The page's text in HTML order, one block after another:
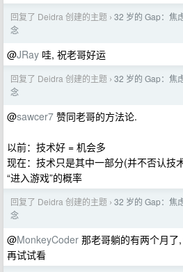
回复了 Deidra 创建的主题 › 32 岁的 Gap：焦
念
@JRay 哇, 祝老哥好运
回复了 Deidra 创建的主题 › 32 岁的 Gap：焦
念
@sawcer7 赞同老哥的方法论.
以前：技术好 = 机会多
现在：技术只是其中一部分(并不否认技
“进入游戏”的概率
回复了 Deidra 创建的主题 › 32 岁的 Gap：焦
念
@MonkeyCoder 那老哥躺的有两个月
再试试看